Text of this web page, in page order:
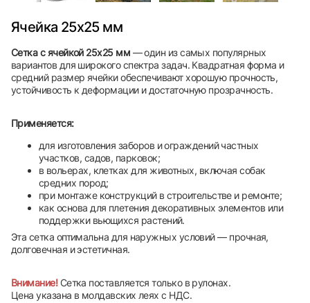
Ячейка 25х25 мм
Сетка с ячейкой 25х25 мм — один из самых популярных
вариантов для широкого спектра задач. Квадратная форма и
средний размер ячейки обеспечивают хорошую прочность,
устойчивость к деформации и достаточную прозрачность.
Применяется:
для изготовления заборов и ограждений частных
участков, садов, парковок;
в вольерах, клетках для животных, включая собак
средних пород;
при монтаже конструкций в строительстве и ремонте;
как основа для плетения декоративных элементов или
поддержки вьющихся растений.
Эта сетка оптимальна для наружных условий — прочная,
долговечная и эстетичная.
Внимание!Сетка поставляется только в рулонах.
Цена указана в молдавских леях с НДС.